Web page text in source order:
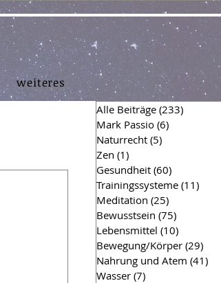
weiteres
Alle Beiträge (233)
Mark Passio (6)
Naturrecht (5)
Zen (1)
Gesundheit (60)
Trainingssysteme (11)
Meditation (25)
Bewusstsein (75)
Lebensmittel (10)
Bewegung/Körper (29)
Nahrung und Atem (41)
Wasser (7)